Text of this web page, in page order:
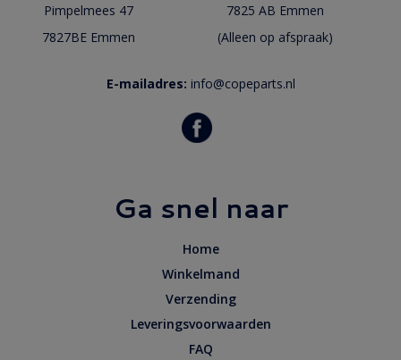
Pimpelmees 47
7825 AB Emmen
7827BE Emmen
(Alleen op afspraak)
E-mailadres: info@copeparts.nl
Ga snel naar
Home
Winkelmand
Verzending
Leveringsvoorwaarden
FAQ